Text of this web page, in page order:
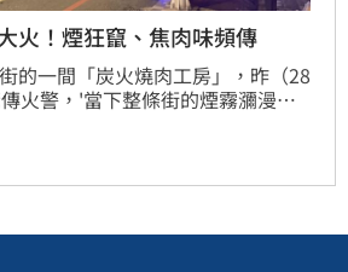
火！煙狂竄、焦肉味頻傳
的一間「炭火燒肉工房」，昨（28
火警，'當下整條街的煙霧瀰漫，
店內客人，同時進行滅火工作，所